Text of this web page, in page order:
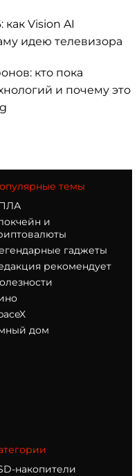
как Vision AI
идею телевизора
кто пока
и почему это
темы
и
гаджеты
рекомендует
дом
накопители